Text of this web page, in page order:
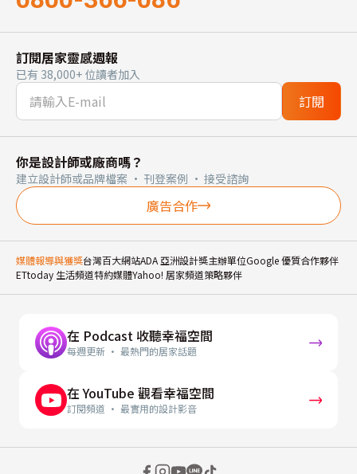
訂閱居家靈感週報
已有 38,000+ 位讀者加入
訂閱
你是設計師或廠商嗎？
建立設計師或品牌檔案 · 刊登案例 · 接受諮詢
廣告合作
媒體報導與獲獎台灣百大網站ADA 亞洲設計獎主辦單位Google 優質合作夥伴
ETtoday 生活頻道特約媒體Yahoo! 居家頻道策略夥伴
在 Podcast 收聽幸福空間
每週更新 · 最熱門的居家話題
在 YouTube 觀看幸福空間
訂閱頻道 · 最實用的設計影音